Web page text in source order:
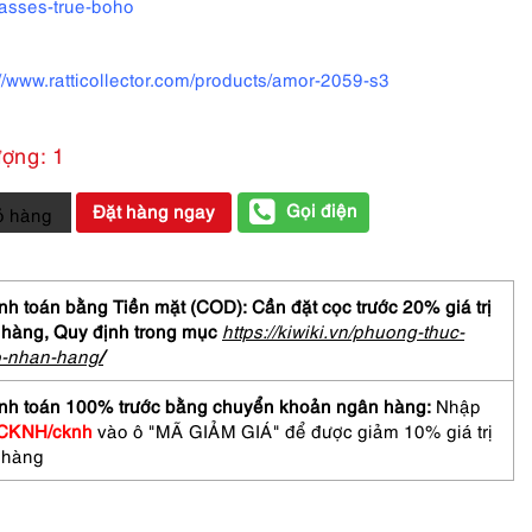
true-boho
www.ratticollector.com/products/amor-2059-s3
1
hàng Đặt hàng ngay Gọi điện
toán bằng Tiền mặt (COD): Cần đặt cọc trước 20% giá trị
Quy định trong mục https://kiwiki.vn/phuong-thuc-
nhan-hang/
toán 100% trước bằng chuyển khoản ngân hàng: Nhập
cknh vào ô "MÃ GIẢM GIÁ" để được giảm 10% giá trị